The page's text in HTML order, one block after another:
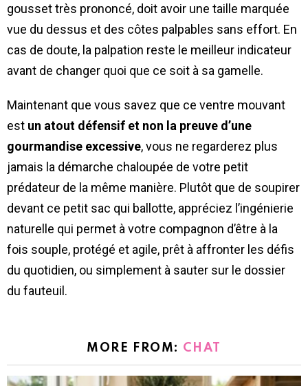
gousset très prononcé, doit avoir une taille marquée
vue du dessus et des côtes palpables sans effort. En
cas de doute, la palpation reste le meilleur indicateur
avant de changer quoi que ce soit à sa gamelle.
Maintenant que vous savez que ce ventre mouvant
est un atout défensif et non la preuve d’une
gourmandise excessive, vous ne regarderez plus
jamais la démarche chaloupée de votre petit
prédateur de la même manière. Plutôt que de soupirer
devant ce petit sac qui ballotte, appréciez l’ingénierie
naturelle qui permet à votre compagnon d’être à la
fois souple, protégé et agile, prêt à affronter les défis
du quotidien, ou simplement à sauter sur le dossier
du fauteuil.
MORE FROM: CHAT